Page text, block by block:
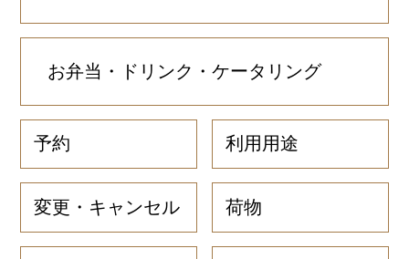
お弁当・ドリンク・ケータリング
予約 利用用途
変更・キャンセル 荷物